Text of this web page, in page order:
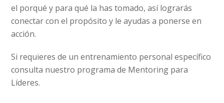
el porqué y para qué la has tomado, así lograrás
conectar con el propósito y le ayudas a ponerse en
acción.
Si requieres de un entrenamiento personal específico
consulta nuestro programa de Mentoring para
Líderes.